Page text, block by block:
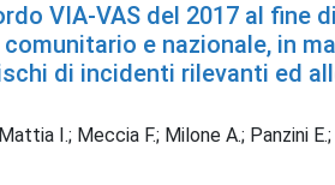
VIA-VAS del 2017 al fine
e nazionale, in
di incidenti rilevanti ed
I.; Meccia F.; Milone A.; Panzini